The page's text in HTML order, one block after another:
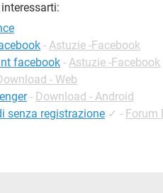
- Astuzie -Facebook
facebook - Astuzie -Facebook
- Web
- Download - Android
senza registrazione ✓ - Forum